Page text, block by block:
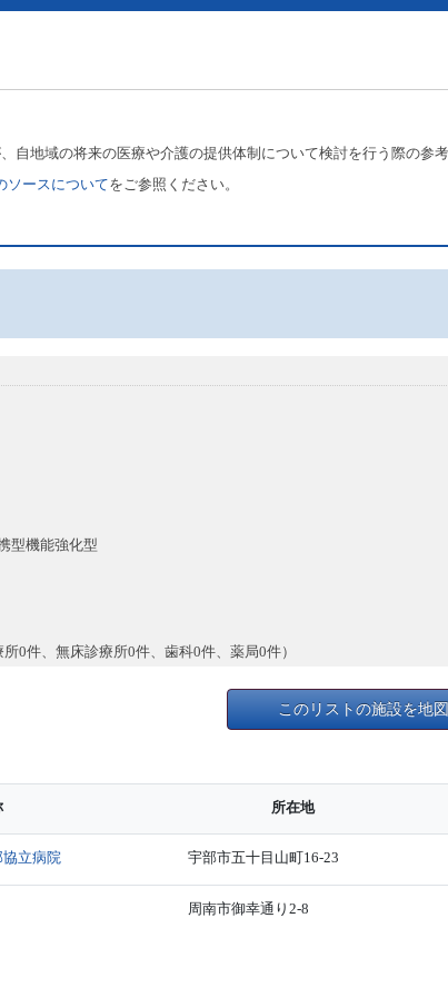
自地域の将来の医療や介護の提供体制について検討を行う際の参
ソースについてをご参照ください。
型機能強化型
0件、無床診療所0件、歯科0件、薬局0件）
このリストの施設を地
所在地
立病院 宇部市五十目山町16-23
周南市御幸通り2-8